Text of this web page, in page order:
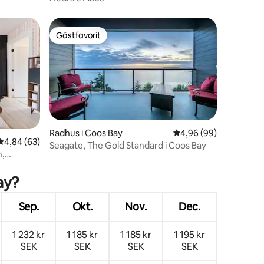
av 5 i genomsnittligt betyg, 63 omdömen
4,84 (63)
Gästfavorit
Gästfavorit
Radhus i Coos Bay 4,96 av 5 i
4,96 (99)
Seagate, The Gold Standard i Coos Bay
Sep. Okt. Nov. Dec.
1 232 kr
SEK
1 185 kr
SEK
1 185 kr
SEK
1 195 kr
SEK